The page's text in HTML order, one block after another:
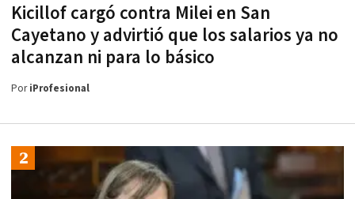
Kicillof cargó contra Milei en San
Cayetano y advirtió que los salarios ya no
alcanzan ni para lo básico
PoriProfesional